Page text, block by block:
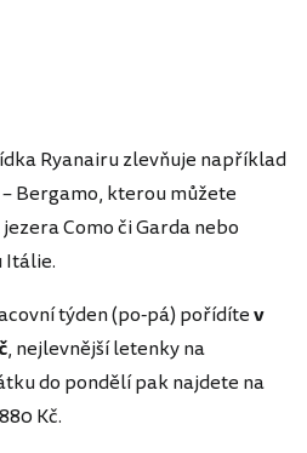
Ryanairu zlevňuje například
Bergamo, kterou můžete
Como či Garda nebo
Itálie.
týden (po-pá) pořídítev
, nejlevnější letenky na
do pondělí pak najdete na
Kč.